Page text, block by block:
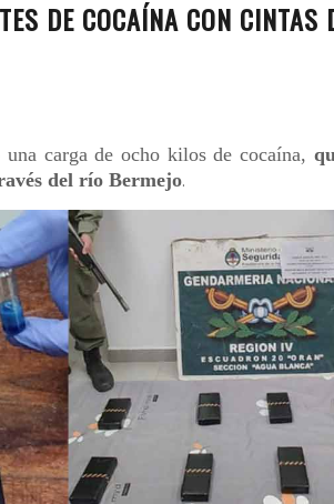
DE COCAÍNA CON CINTAS
carga de ocho kilos de cocaína,
del río Bermejo.